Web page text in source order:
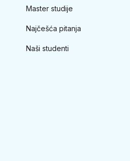
Master studije
Najčešća pitanja
Naši studenti